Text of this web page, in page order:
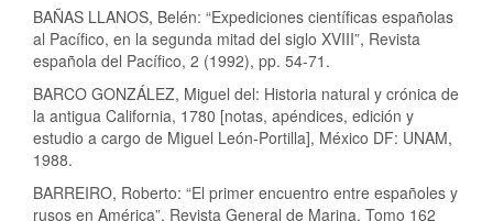
BAÑAS LLANOS, Belén: “Expediciones científicas españolas
al Pacífico, en la segunda mitad del siglo XVIII”, Revista
española del Pacífico, 2 (1992), pp. 54-71.
BARCO GONZÁLEZ, Miguel del: Historia natural y crónica de
la antigua California, 1780 [notas, apéndices, edición y
estudio a cargo de Miguel León-Portilla], México DF: UNAM,
1988.
BARREIRO, Roberto: “El primer encuentro entre españoles y
rusos en América”, Revista General de Marina, Tomo 162